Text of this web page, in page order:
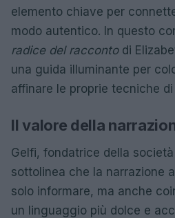
elemento chiave per
modo autentico. In questo
radice del raccontodi
una guida illuminante per
affinare le proprie tecniche
Il valore della
Gelfi, fondatrice della
sottolinea che la narrazione
solo informare, ma anche
un linguaggio più dolce e